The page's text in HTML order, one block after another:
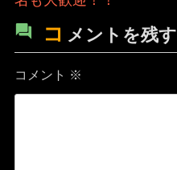
コ メントを残す
コメント ※